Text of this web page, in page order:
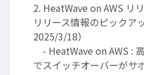
2. HeatWave on AWS リ
リリース情報のピックア
2025/3/18）
- HeatWave on AWS :
でスイッチオーバーがサ